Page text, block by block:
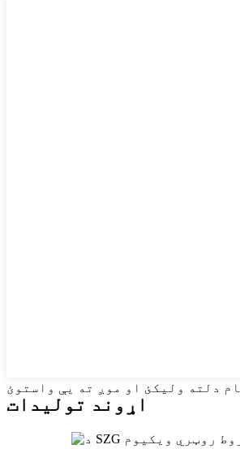
دلته ولیکئ او موږ ته یې واستوئ
اړوند توليدات